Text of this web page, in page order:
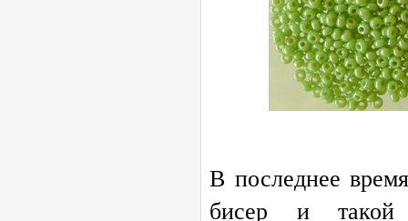
В последнее
бисер и такой